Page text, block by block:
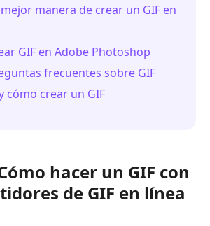
manera de crear un GIF en
GIF en Adobe Photoshop
frecuentes sobre GIF
cómo crear un GIF
hacer un GIF con
de GIF en línea